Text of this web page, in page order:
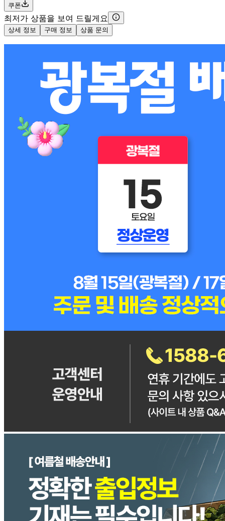
쿠폰
최저가 상품을 보여 드릴게요
상세 정보 구매 정보 상품 문의